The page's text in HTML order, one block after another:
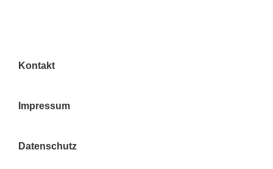
Kontakt
Impressum
Datenschutz